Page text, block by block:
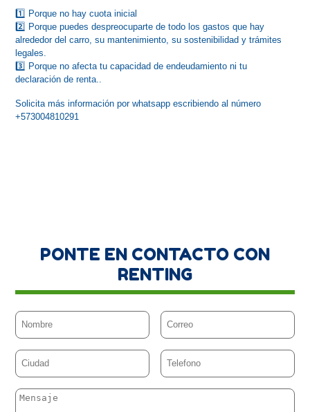
1️⃣ Porque no hay cuota inicial
2️⃣ Porque puedes despreocuparte de todo los gastos que hay
alrededor del carro, su mantenimiento, su sostenibilidad y trámites
legales.
3️⃣ Porque no afecta tu capacidad de endeudamiento ni tu
declaración de renta..
Solicita más información por whatsapp escribiendo al número
+573004810291
PONTE EN CONTACTO CON
RENTING